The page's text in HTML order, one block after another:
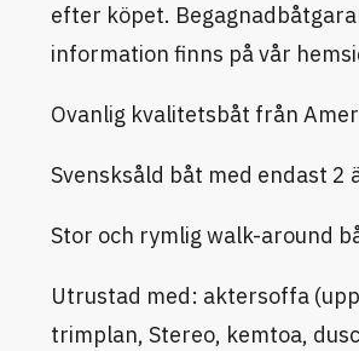
efter köpet.
information finns på vår
Ovanlig kvalitetsbåt från
Svensksåld båt med endast 2
Stor och rymlig walk-around
Utrustad med: aktersoffa
trimplan, Stereo, kemtoa,